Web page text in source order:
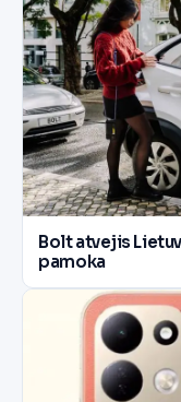
Bolt atvejis
pamoka